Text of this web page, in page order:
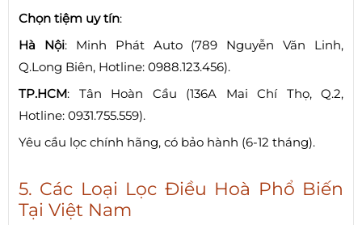
Chọn tiệm uy tín:
Hà Nội: Minh Phát Auto (789 Nguyễn Văn Linh,
Q.Long Biên, Hotline: 0988.123.456).
TP.HCM: Tân Hoàn Cầu (136A Mai Chí Thọ, Q.2,
Hotline: 0931.755.559).
Yêu cầu lọc chính hãng, có bảo hành (6-12 tháng).
5. Các Loại Lọc Điều Hoà Phổ Biến
Tại Việt Nam